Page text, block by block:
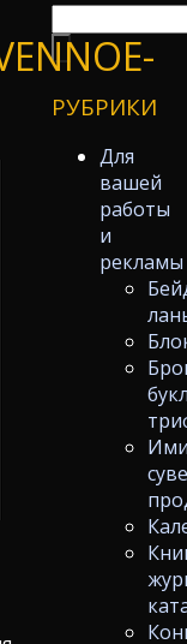
РУБРИКИ
Для
вашей
работы
и
рекламы